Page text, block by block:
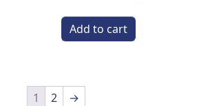
Add to cart
1 2 →